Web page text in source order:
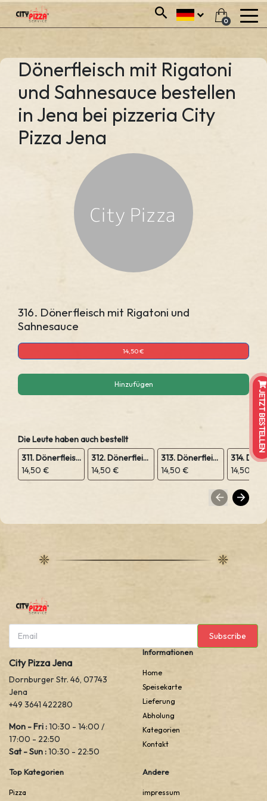
0
Dönerfleisch mit Rigatoni
und Sahnesauce bestellen
in Jena bei pizzeria City
Pizza Jena
316. Dönerfleisch mit Rigatoni und
Sahnesauce
14,50 €
Hinzufügen
Die Leute haben auch bestellt
311. Dönerfleisch mit Zwiebeln und Sahnesauce
14,50 €
312. Dönerfleisch mit Reis, Zwiebeln und Sahnesauce
14,50 €
313. Dönerfleisch mit Paprika und Sahnesauce
14,50 €
14,50 €
Subscribe
City Pizza Jena
Dornburger Str. 46, 07743
Jena
+49 3641 422280
Mon - Fri :10:30 - 14:00 /
17:00 - 22:50
Sat - Sun :10:30 - 22:50
Informationen
Home
Speisekarte
Lieferung
Abholung
Kategorien
Kontakt
Top Kategorien
Pizza
Andere
impressum
JETZT BESTELLEN